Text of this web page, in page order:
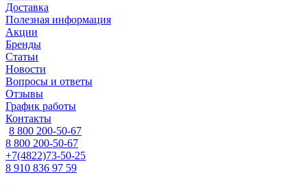
Доставка
Полезная информация
Акции
Бренды
Статьи
Новости
Вопросы и ответы
Отзывы
График работы
Контакты
8 800 200-50-67
8 800 200-50-67
+7(4822)73-50-25
8 910 836 97 59